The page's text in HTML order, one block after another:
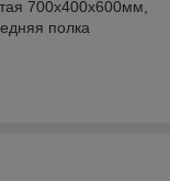
700х400х600мм,
полка